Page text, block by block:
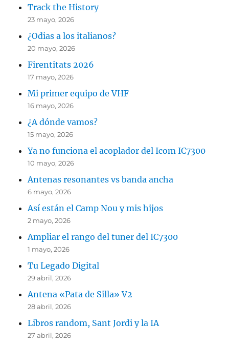
Track the History
23 mayo, 2026
¿Odias a los italianos?
20 mayo, 2026
Firentitats 2026
17 mayo, 2026
Mi primer equipo de VHF
16 mayo, 2026
¿A dónde vamos?
15 mayo, 2026
Ya no funciona el acoplador del Icom IC7300
10 mayo, 2026
Antenas resonantes vs banda ancha
6 mayo, 2026
Así están el Camp Nou y mis hijos
2 mayo, 2026
Ampliar el rango del tuner del IC7300
1 mayo, 2026
Tu Legado Digital
29 abril, 2026
Antena «Pata de Silla» V2
28 abril, 2026
Libros random, Sant Jordi y la IA
27 abril, 2026